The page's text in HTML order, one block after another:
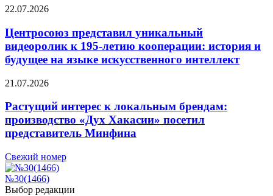
22.07.2026
Центросоюз представил уникальный
видеоролик к 195-летию кооперации: история и
будущее на языке искусственного интеллект
21.07.2026
Растущий интерес к локальным брендам:
производство «Дух Хакасии» посетил
представитель Минфина
Свежий номер
№30(1466)
Выбор редакции